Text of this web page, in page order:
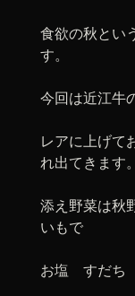
食欲の秋とい
す。
今回は近江牛
レアに上げて
れ出てきます。
添え野菜は秋
いもで
お塩 すだち